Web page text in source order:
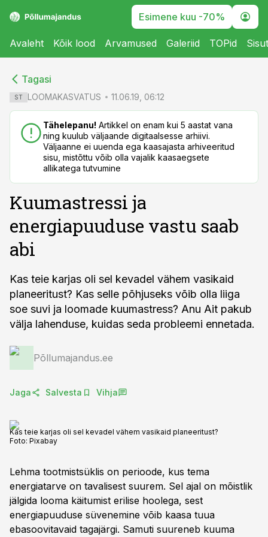
Esimene kuu -70%
Avaleht Kõik lood Arvamused Galeriid TOPid
Tagasi
ST LOOMAKASVATUS 11.06.19, 06:12
Tähelepanu! Artikkel on enam kui 5 aastat vana
ning kuulub väljaande digitaalsesse arhiivi.
Väljaanne ei uuenda ega kaasajasta arhiveeritud
sisu, mistõttu võib olla vajalik kaasaegsete
allikatega tutvumine
Kuumastressi ja
energiapuuduse vastu saab
abi
Kas teie karjas oli sel kevadel vähem vasikaid
planeeritust? Kas selle põhjuseks võib olla liiga
soe suvi ja loomade kuumastress? Anu Ait pakub
välja lahenduse, kuidas seda probleemi ennetada.
Põllumajandus.ee
Jaga Salvesta Vihja
Kas teie karjas oli sel kevadel vähem vasikaid planeeritust?
Foto: Pixabay
Lehma tootmistsüklis on perioode, kus tema
energiatarve on tavalisest suurem. Sel ajal on mõistlik
jälgida looma käitumist erilise hoolega, sest
energiapuuduse süvenemine võib kaasa tuua
ebasoovitavaid tagajärgi. Samuti suureneb kuuma